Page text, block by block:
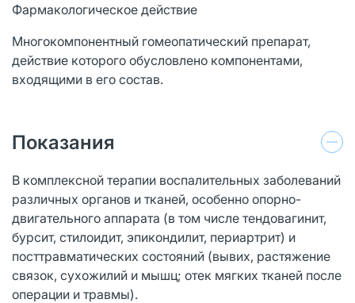
Фармакологическое действие
Многокомпонентный гомеопатический препарат,
действие которого обусловлено компонентами,
входящими в его состав.
Показания
В комплексной терапии воспалительных заболеваний
различных органов и тканей, особенно опорно-
двигательного аппарата (в том числе тендовагинит,
бурсит, стилоидит, эпикондилит, периартрит) и
посттравматических состояний (вывих, растяжение
связок, сухожилий и мышц; отек мягких тканей после
операции и травмы).